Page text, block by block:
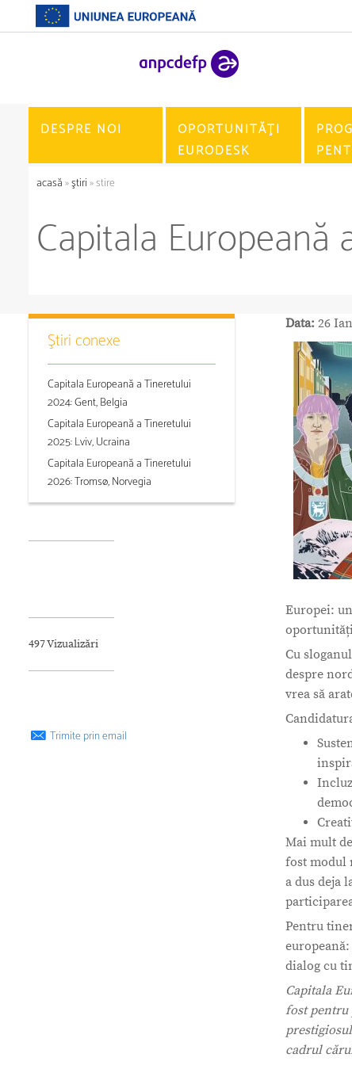
DESPRE NOI
OPORTUNITĂŢI
EURODESK
acasă»ştiri» stire
Capitala
Ştiri conexe
Capitala Europeană a Tineretului
2024: Gent, Belgia
Capitala Europeană a Tineretului
2025: Lviv, Ucraina
Capitala Europeană a Tineretului
2026: Tromsø, Norvegia
497 Vizualizări
Trimite prin email
Data: 26
Europei:
Cu
despre
vrea să
Mai mult
fost modul
a dus deja
Pentru
dialog cu
Capitala
fost pentru
cadrul